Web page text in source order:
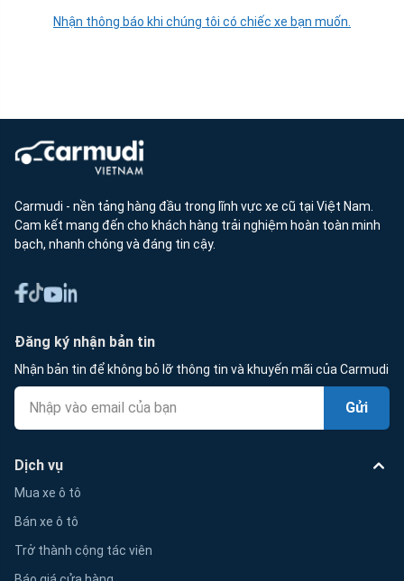
Nhận thông báo khi chúng tôi có chiếc xe bạn muốn.
Carmudi - nền tảng hàng đầu trong lĩnh vực xe cũ tại Việt Nam.
Cam kết mang đến cho khách hàng trải nghiệm hoàn toàn minh
bạch, nhanh chóng và đáng tin cậy.
Đăng ký nhận bản tin
Nhận bản tin để không bỏ lỡ thông tin và khuyến mãi của Carmudi
Gửi
Dịch vụ
Mua xe ô tô
Bán xe ô tô
Trở thành cộng tác viên